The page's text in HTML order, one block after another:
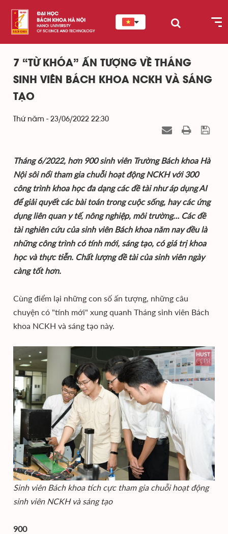
7 “TỪ KHÓA” ẤN TƯỢNG VỀ THÁNG
SINH VIÊN BÁCH KHOA NCKH VÀ SÁNG
TẠO
Thứ năm - 23/06/2022 22:30
Tháng 6/2022, hơn 900 sinh viên Trường Bách khoa Hà
Nội sôi nổi tham gia chuỗi hoạt động NCKH với 300
công trình khoa học đa dạng các đề tài như áp dụng AI
để giải quyết các bài toán trong cuộc sống, hay các ứng
dụng liên quan y tế, nông nghiệp, môi trường… Các đề
tài nghiên cứu của sinh viên Bách khoa năm nay đều là
những công trình có tính mới, sáng tạo, có giá trị khoa
học và thực tiễn. Chất lượng đề tài của sinh viên ngày
càng tốt hơn.
Cùng điểm lại những con số ấn tượng, những câu
chuyện có "tính mới" xung quanh Tháng sinh viên Bách
khoa NCKH và sáng tạo này.
Sinh viên Bách khoa tích cực tham gia chuỗi hoạt động
sinh viên NCKH và sáng tạo
900